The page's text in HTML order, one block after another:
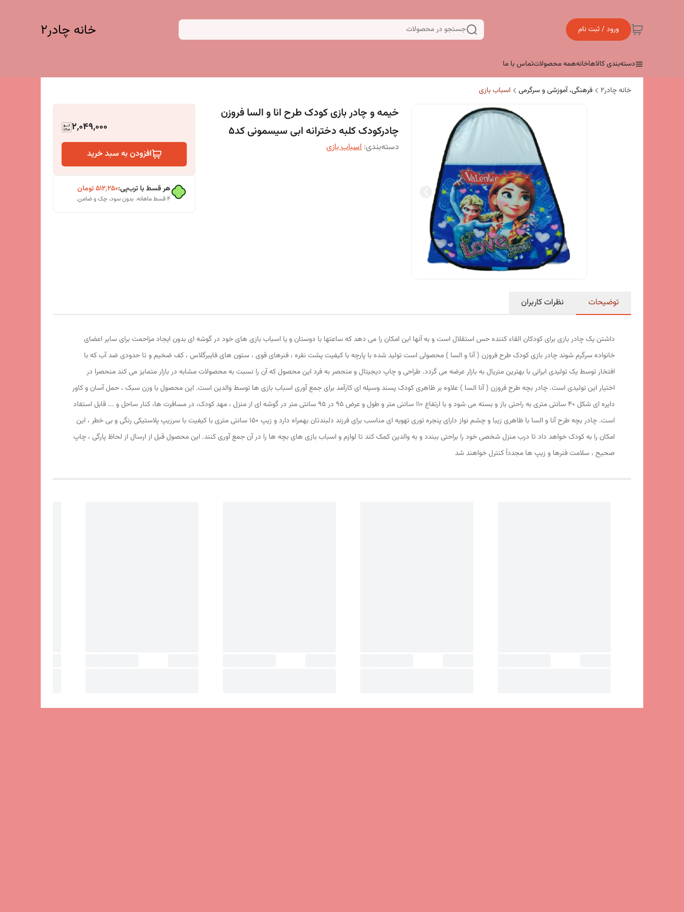
ورود / ثبت نام جستجو در محصولات خانه چادر۲
دسته‌بندی کالاهاخانههمه محصولاتتماس با ما
خانه چادر۲ فرهنگی، آموزشی و سرگرمی اسباب بازی
خیمه و چادر بازی کودک طرح انا و السا فروزن
چادرکودک کلبه دخترانه ابی سیسمونی کد5
دسته‌بندی:اسباب بازی
2,049,000
افزودن به سبد خرید
هر قسط با ترب‌پی:۵۱۲٬۲۵۰تومان
۴ قسط ماهانه. بدون سود، چک و ضامن.
توضیحات نظرات کاربران
داشتن یک چادر بازی برای کودکان القاء کننده حس استقلال است و به آنها این امکان را می دهد که ساعتها با دوستان و یا اسباب بازی های خود در گوشه ای بدون ایجاد مزاحمت برای سایر اعضای
خانواده سرگرم شوند چادر بازی کودک طرح فروزن ( آنا و السا ) محصولی است تولید شده با پارچه با کیفیت پشت نقره ، فنرهای قوی ، ستون های فایبرگلاس ، کف ضخیم و تا حدودی ضد آب که با
افتخار توسط یک تولیدی ایرانی با بهترین متریال به بازار عرضه می گردد. طراحی و چاپ دیجیتال و منحصر به فرد این محصول که آن را نسبت به محصولات مشابه در بازار متمایز می کند منحصرا در
اختیار این تولیدی است. چادر بچه طرح فروزن ( آنا السا ) علاوه بر ظاهری کودک پسند وسیله ای کارآمد برای جمع آوری اسباب بازی ها توسط والدین است. این محصول با وزن سبک ، حمل آسان و کاور
دایره ای شکل 40 سانتی متری به راحتی باز و بسته می شود و با ارتفاع 110 سانتی متر و طول و عرض 95 در 95 سانتی متر در گوشه ای از منزل ، مهد کودک، در مسافرت ها، کنار ساحل و ... قابل استفاد
است. چادر بچه طرح آنا و السا با ظاهری زیبا و چشم نواز دارای پنجره توری تهویه ای مناسب برای فرزند دلبندتان بهمراه دارد و زیپ 150 سانتی متری با کیفیت با سرزیپ پلاستیکی رنگی و بی خطر ، این
امکان را به کودک خواهد داد تا درب منزل شخصی خود را براحتی ببندد و به والدین کمک کند تا لوازم و اسباب بازی های بچه ها را در آن جمع آوری کنند. این محصول قبل از ارسال از لحاظ پارگی ، چاپ
صحیح ، سلامت فنرها و زیپ ها مجدداً کنترل خواهند شد